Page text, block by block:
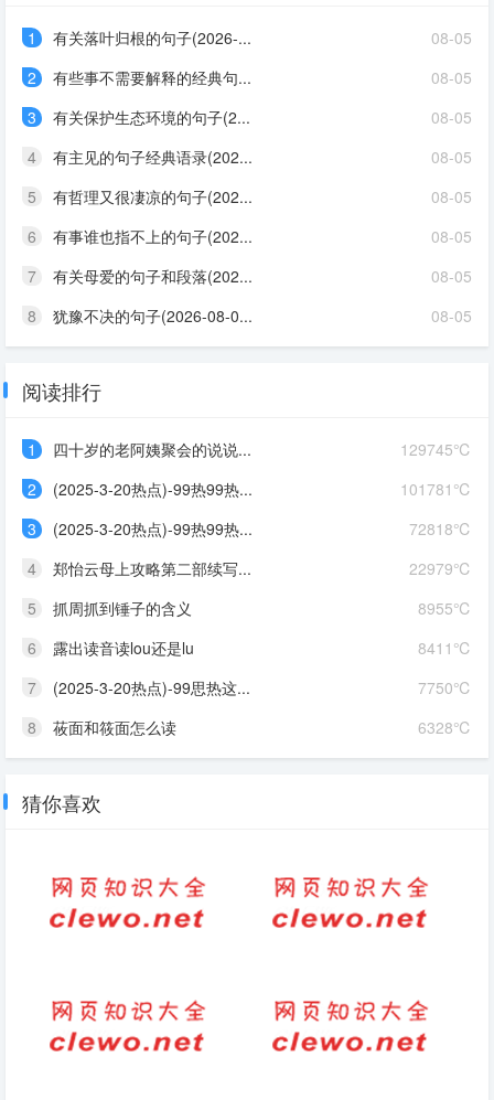
08-05
1
有关落叶归根的句子(2026-...
08-05
2
有些事不需要解释的经典句...
08-05
3
有关保护生态环境的句子(2...
08-05
4
有主见的句子经典语录(202...
08-05
5
有哲理又很凄凉的句子(202...
08-05
6
有事谁也指不上的句子(202...
08-05
7
有关母爱的句子和段落(202...
08-05
8 犹豫不决的句子(2026-08-0...
阅读排行
129745℃
1
四十岁的老阿姨聚会的说说...
101781℃
2
(2025-3-20热点)-99热99热...
72818℃
3
(2025-3-20热点)-99热99热...
22979℃
4
郑怡云母上攻略第二部续写...
8955℃
5
抓周抓到锤子的含义
8411℃
6
露出读音读lou还是lu
7750℃
7
(2025-3-20热点)-99思热这...
6328℃
8 莜面和筱面怎么读
猜你喜欢